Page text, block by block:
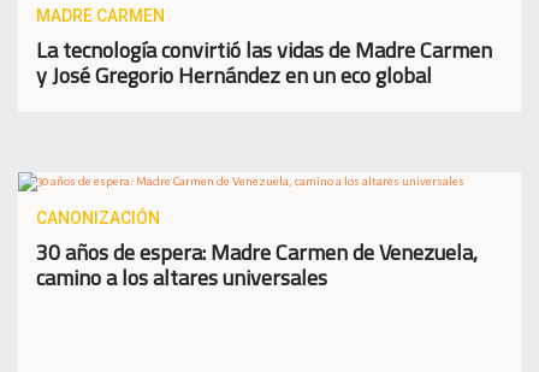
MADRE CARMEN
La tecnología convirtió las vidas de Madre Carmen
y José Gregorio Hernández en un eco global
CANONIZACIÓN
30 años de espera: Madre Carmen de Venezuela,
camino a los altares universales